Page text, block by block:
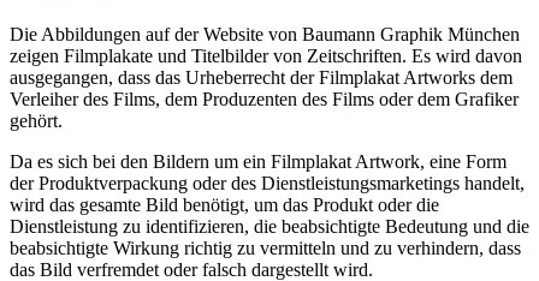
Die Abbildungen auf der Website von Baumann Graphik München
zeigen Filmplakate und Titelbilder von Zeitschriften. Es wird davon
ausgegangen, dass das Urheberrecht der Filmplakat Artworks dem
Verleiher des Films, dem Produzenten des Films oder dem Grafiker
gehört.
Da es sich bei den Bildern um ein Filmplakat Artwork, eine Form
der Produktverpackung oder des Dienstleistungsmarketings handelt,
wird das gesamte Bild benötigt, um das Produkt oder die
Dienstleistung zu identifizieren, die beabsichtigte Bedeutung und die
beabsichtigte Wirkung richtig zu vermitteln und zu verhindern, dass
das Bild verfremdet oder falsch dargestellt wird.